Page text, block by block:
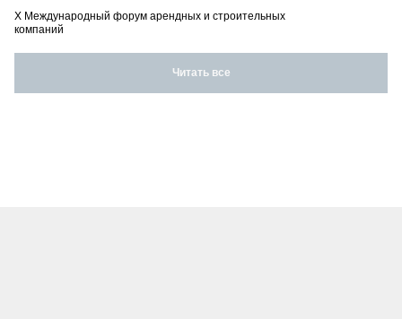
X Международный форум арендных и строительных
компаний
Читать все